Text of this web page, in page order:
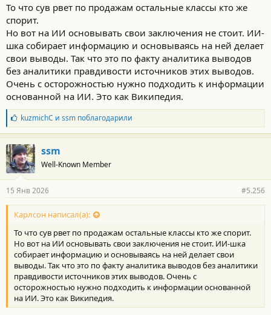
них приходится более 75% продаж новых авто, вытесняя
традиционные седаны вроде Toyota Camry и Honda Accord, хотя
некоторые покупатели всё ещё возвращаются к седанам за
экономичность.
Основные тенденции:
Рост доли SUV:SUV перешагнули порог в половину
рынка в Европе и США, становясь доминирующим типом
кузова.
Снижение популярности седанов:Классические
седаны теряют позиции даже среди культовых моделей,
их доля рынка сокращается.
Причины популярности SUV:
пространство для семьи.
комфорт с седанами, но с удобной посадкой (легче
садиться/выходить).
Лучшая остаточная стоимость:
Смешанные сигналы:Несмотря на общий тренд,
появляются признаки возвращения интереса к седанам
из-за их доступности, экономичности и управляемости,
что говорит о продолжающейся конкуренции.
Итог:SUV уверенно занимают лидирующие позиции на
мировом авторынке, вытесняя седаны, которые, в свою
То что сув рвет по продажам остальные классы кто же
спорит.
Но вот на ИИ основывать свои заключения не стоит. ИИ-
шка собирает информацию и основываясь на ней делает
свои выводы. Так что это по факту аналитика выводов
без аналитики правдивости источников этих выводов.
Очень с осторожностью нужно подходить к информации
основанной на ИИ. Это как Википедия.
Б
л
а
г
о
д
а
н
о
с
и
:
kuzmichC и ssmпоблагодарили
ssm
Well-Known Member
15 Янв 2026 #5.256
Карлсон написал(а):
То что сув рвет по продажам остальные классы кто же спорит.
Но вот на ИИ основывать свои заключения не стоит. ИИ-шка
собирает информацию и основываясь на ней делает свои
выводы. Так что это по факту аналитика выводов без аналитики
правдивости источников этих выводов. Очень с
осторожностью нужно подходить к информации основанной
на ИИ. Это как Википедия.